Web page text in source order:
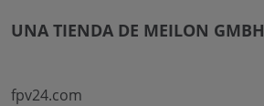
UNA TIENDA DE MEILON GMBH
fpv24.com